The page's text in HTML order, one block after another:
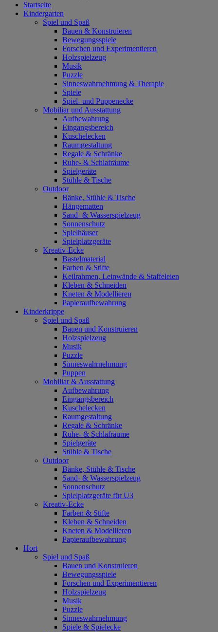
Startseite
Kindergarten
Spiel und Spaß
Bauen & Konstruieren
Bewegungsspiele
Forschen und Experimentieren
Holzspielzeug
Musik
Puzzle
Sinneswahrnehmung & Therapie
Spiele
Spiel- und Puppenecke
Mobiliar und Ausstattung
Aufbewahrung
Eingangsbereich
Kuschelecken
Raumgestaltung
Regale & Schränke
Ruhe- & Schlafräume
Spielgeräte
Stühle & Tische
Outdoor
Bänke, Stühle & Tische
Hängematten
Sand- & Wasserspielzeug
Sonnenschutz
Spielhäuser
Spielplatzgeräte
Kreativ-Ecke
Bastelmaterial
Farben & Stifte
Keilrahmen, Leinwände & Staffeleien
Kleben & Schneiden
Kneten & Modellieren
Papieraufbewahrung
Kinderkrippe
Spiel und Spaß
Bauen und Konstruieren
Holzspielzeug
Musik
Puzzle
Sinneswahrnehmung
Puppen
Mobiliar & Ausstattung
Aufbewahrung
Eingangsbereich
Kuschelecken
Raumgestaltung
Regale & Schränke
Ruhe- & Schlafräume
Spielgeräte
Stühle & Tische
Outdoor
Bänke, Stühle & Tische
Sand- & Wasserspielzeug
Sonnenschutz
Spielplatzgeräte für U3
Kreativ-Ecke
Farben & Stifte
Kleben & Schneiden
Kneten & Modellieren
Papieraufbewahrung
Hort
Spiel und Spaß
Bauen und Konstruieren
Bewegungsspiele
Forschen und Experimentieren
Holzspielzeug
Musik
Puzzle
Sinneswahrnehmung
Spiele & Spielecke